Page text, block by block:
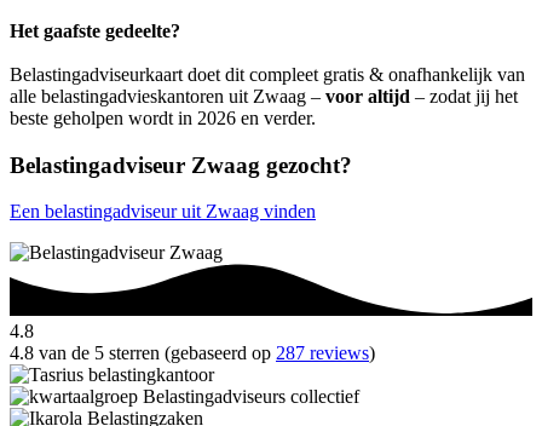
Het gaafste gedeelte?
Belastingadviseurkaart doet dit compleet gratis & onafhankelijk van
alle belastingadvieskantoren uit Zwaag – voor altijd – zodat jij het
beste geholpen wordt in 2026 en verder.
Belastingadviseur Zwaag gezocht?
Een belastingadviseur uit Zwaag vinden
4.8
4.8 van de 5 sterren (gebaseerd op 287 reviews)